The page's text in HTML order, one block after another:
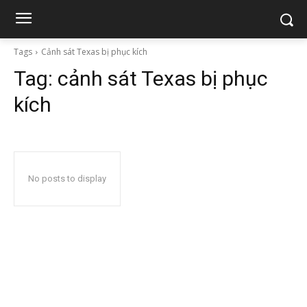
Tags Cảnh sát Texas bị phục kích
Tag: cảnh sát Texas bị phục
kích
No posts to display